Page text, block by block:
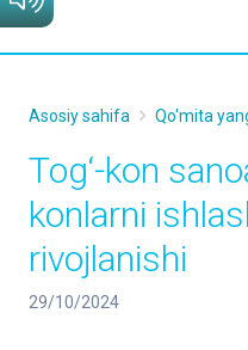
Asosiy sahifa Qo'mita
Tog‘-kon
konlarni
rivojlanishi
29/10/2024